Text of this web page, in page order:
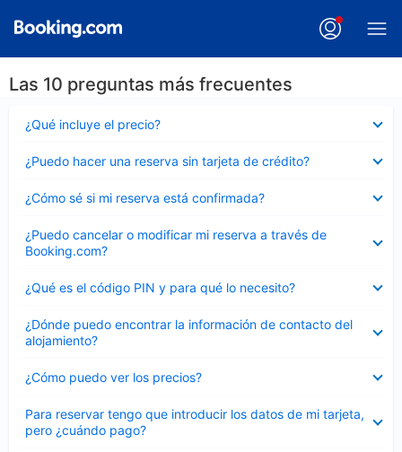
Las 10 preguntas más frecuentes
¿Qué incluye el precio?
cerrado
¿Puedo hacer una reserva sin tarjeta de crédito?
cerrado
¿Cómo sé si mi reserva está confirmada?
cerrado
¿Puedo cancelar o modificar mi reserva a través de
Booking.com?
cerrado
¿Qué es el código PIN y para qué lo necesito?
cerrado
¿Dónde puedo encontrar la información de contacto del
alojamiento?
cerrado
¿Cómo puedo ver los precios?
cerrado
Para reservar tengo que introducir los datos de mi tarjeta,
pero ¿cuándo pago?
cerrado